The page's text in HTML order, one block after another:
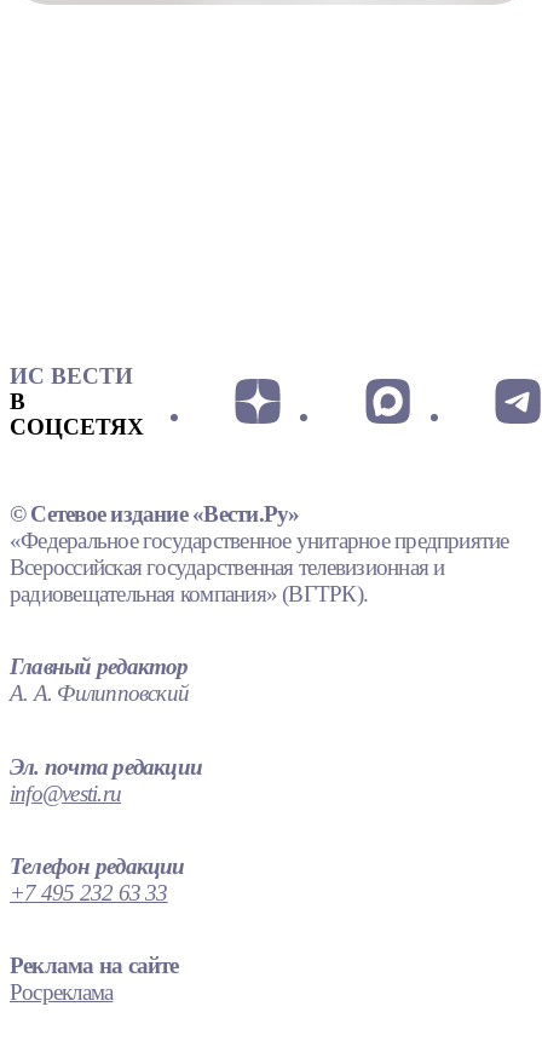
ИС ВЕСТИ
В
СОЦСЕТЯХ
© Сетевое издание «Вести.Ру»
«Федеральное государственное унитарное предприятие
Всероссийская государственная телевизионная и
радиовещательная компания» (ВГТРК).
Главный редактор
А. А. Филипповский
Эл. почта редакции
info@vesti.ru
Телефон редакции
+7 495 232 63 33
Реклама на сайте
Росреклама